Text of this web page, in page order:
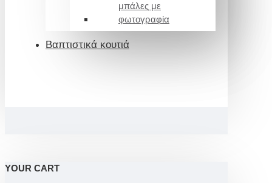
μπάλες με
φωτογραφία
Βαπτιστικά κουτιά
YOUR CART